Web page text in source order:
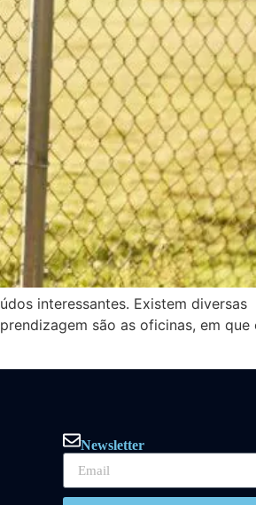
interessantes. Existem diversas
são as oficinas, em que
Newsletter